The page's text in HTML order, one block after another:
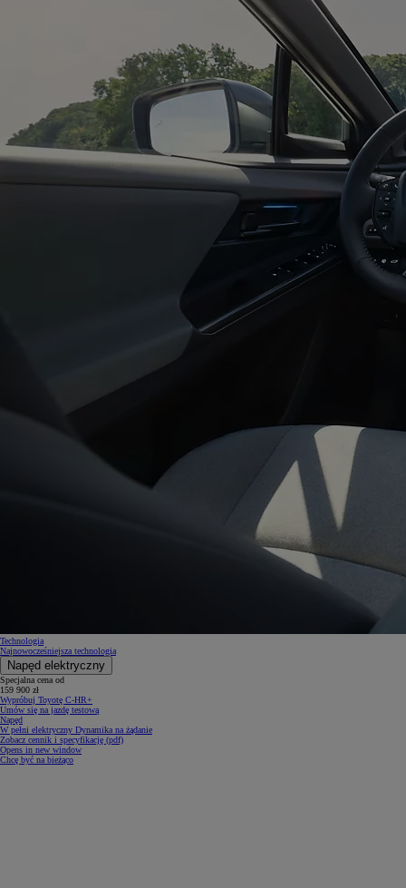
Technologia
Najnowocześniejsza technologia
Napęd elektryczny
Specjalna cena od
159 900 zł
Wypróbuj Toyotę C-HR+
Umów się na jazdę testową
Napęd
W pełni elektryczny Dynamika na żądanie
Zobacz cennik i specyfikację (pdf)
Opens in new window
Chcę być na bieżąco